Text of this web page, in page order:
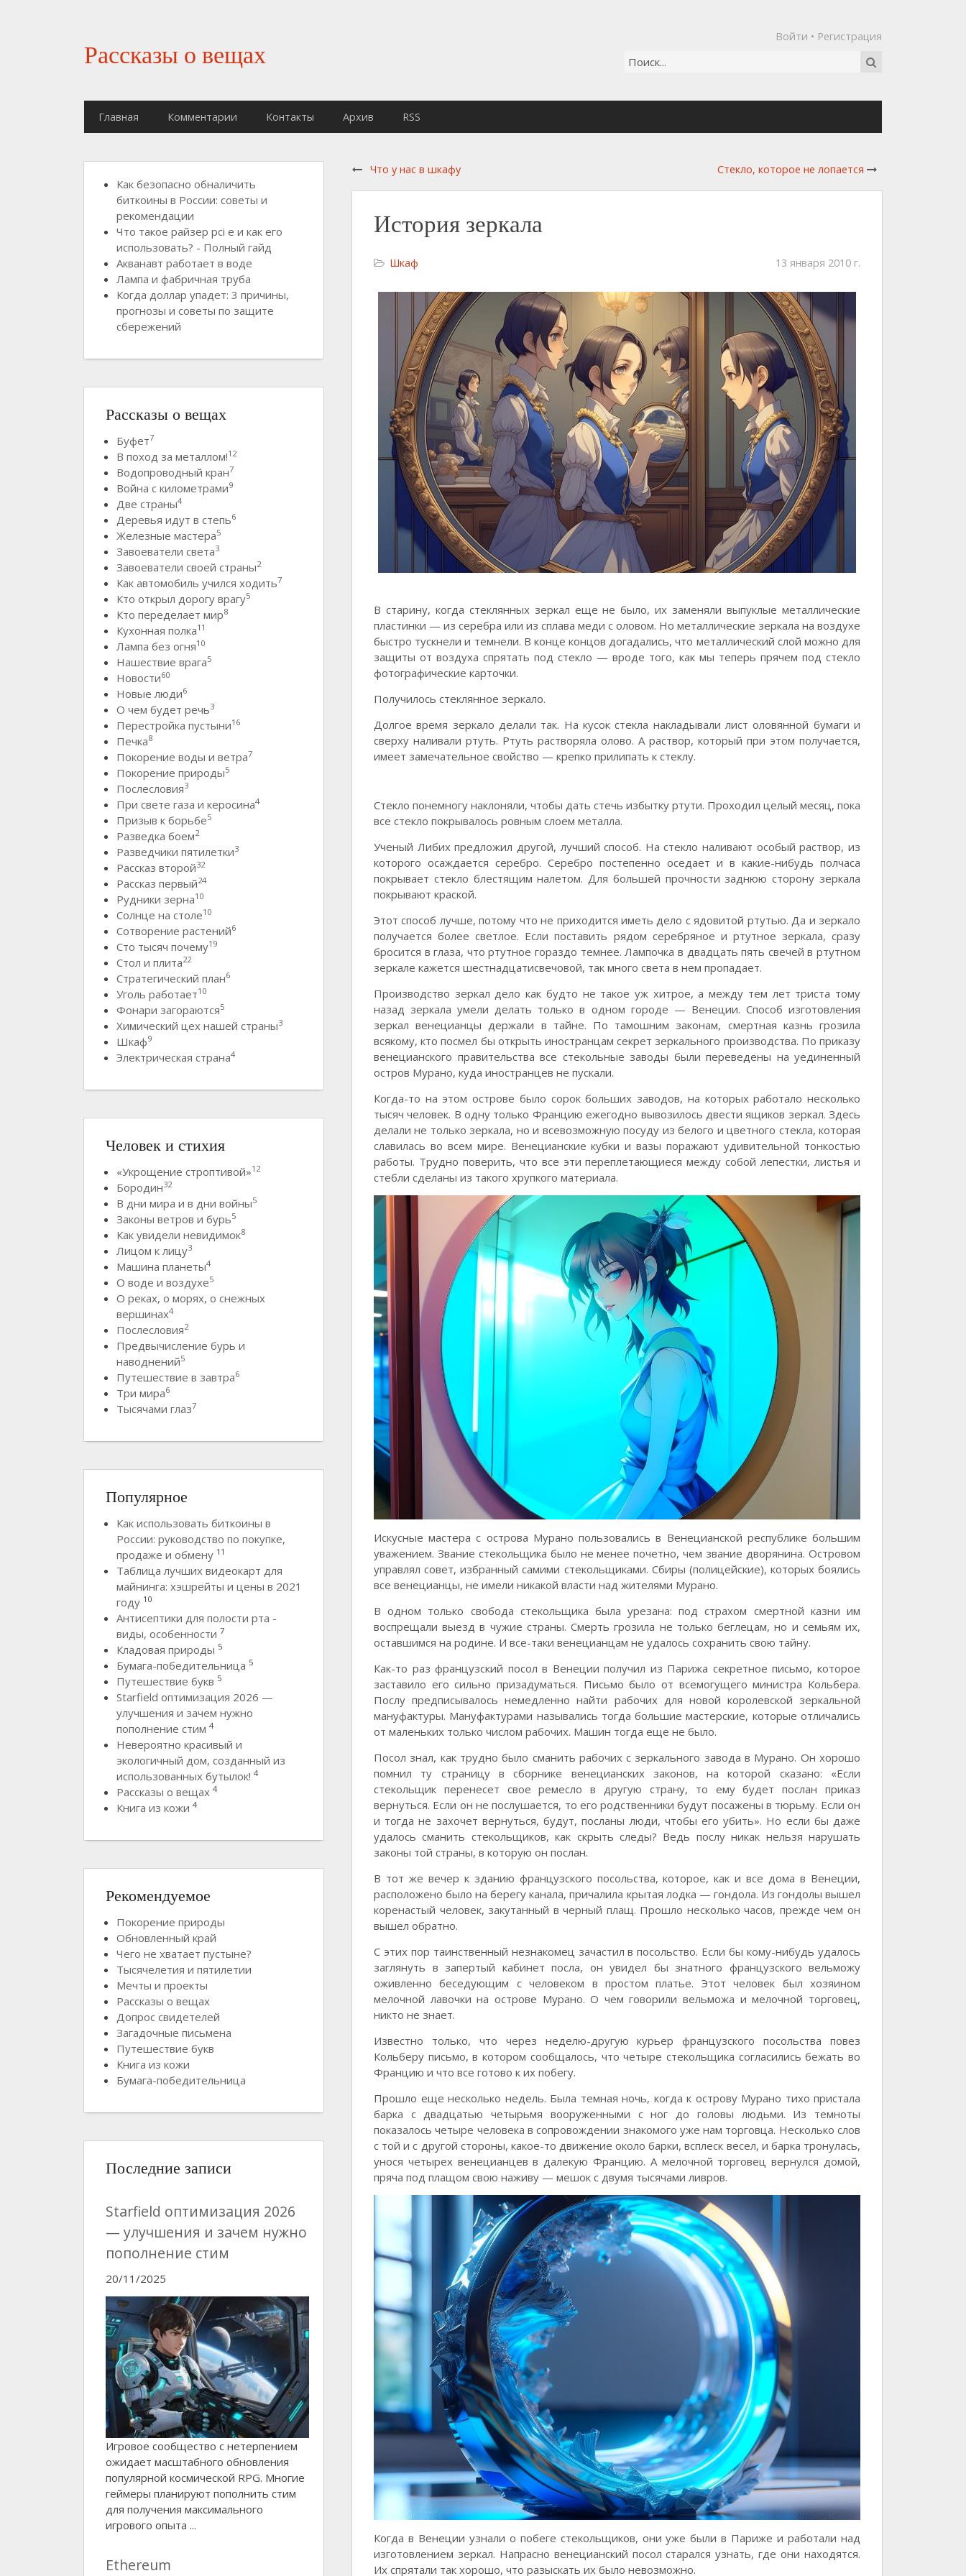
Рассказы о вещах
Войти • Регистрация
Главная Комментарии Контакты Архив RSS
Что у нас в шкафу Стекло, которое не лопается
История зеркала
Шкаф 13 января 2010 г.
В старину, когда стеклянных зеркал еще не было, их заменяли выпуклые металлические
пластинки — из серебра или из сплава меди с оловом. Но металлические зеркала на воздухе
быстро тускнели и темнели. В конце концов догадались, что металлический слой можно для
защиты от воздуха спрятать под стекло — вроде того, как мы теперь прячем под стекло
фотографические карточки.
Получилось стеклянное зеркало.
Долгое время зеркало делали так. На кусок стекла накладывали лист оловянной бумаги и
сверху наливали ртуть. Ртуть растворяла олово. А раствор, который при этом получается,
имеет замечательное свойство — крепко прилипать к стеклу.
Стекло понемногу наклоняли, чтобы дать стечь избытку ртути. Проходил целый месяц, пока
все стекло покрывалось ровным слоем металла.
Ученый Либих предложил другой, лучший способ. На стекло наливают особый раствор, из
которого осаждается серебро. Серебро постепенно оседает и в какие-нибудь полчаса
покрывает стекло блестящим налетом. Для большей прочности заднюю сторону зеркала
покрывают краской.
Этот способ лучше, потому что не приходится иметь дело с ядовитой ртутью. Да и зеркало
получается более светлое. Если поставить рядом серебряное и ртутное зеркала, сразу
бросится в глаза, что ртутное гораздо темнее. Лампочка в двадцать пять свечей в ртутном
зеркале кажется шестнадцатисвечовой, так много света в нем пропадает.
Производство зеркал дело как будто не такое уж хитрое, а между тем лет триста тому
назад зеркала умели делать только в одном городе — Венеции. Способ изготовления
зеркал венецианцы держали в тайне. По тамошним законам, смертная казнь грозила
всякому, кто посмел бы открыть иностранцам секрет зеркального производства. По приказу
венецианского правительства все стекольные заводы были переведены на уединенный
остров Мурано, куда иностранцев не пускали.
Когда-то на этом острове было сорок больших заводов, на которых работало несколько
тысяч человек. В одну только Францию ежегодно вывозилось двести ящиков зеркал. Здесь
делали не только зеркала, но и всевозможную посуду из белого и цветного стекла, которая
славилась во всем мире. Венецианские кубки и вазы поражают удивительной тонкостью
работы. Трудно поверить, что все эти переплетающиеся между собой лепестки, листья и
стебли сделаны из такого хрупкого материала.
Искусные мастера с острова Мурано пользовались в Венецианской республике большим
уважением. Звание стекольщика было не менее почетно, чем звание дворянина. Островом
управлял совет, избранный самими стекольщиками. Сбиры (полицейские), которых боялись
все венецианцы, не имели никакой власти над жителями Мурано.
В одном только свобода стекольщика была урезана: под страхом смертной казни им
воспрещали выезд в чужие страны. Смерть грозила не только беглецам, но и семьям их,
оставшимся на родине. И все-таки венецианцам не удалось сохранить свою тайну.
Как-то раз французский посол в Венеции получил из Парижа секретное письмо, которое
заставило его сильно призадуматься. Письмо было от всемогущего министра Кольбера.
Послу предписывалось немедленно найти рабочих для новой королевской зеркальной
мануфактуры. Мануфактурами назывались тогда большие мастерские, которые отличались
от маленьких только числом рабочих. Машин тогда еще не было.
Посол знал, как трудно было сманить рабочих с зеркального завода в Мурано. Он хорошо
помнил ту страницу в сборнике венецианских законов, на которой сказано: «Если
стекольщик перенесет свое ремесло в другую страну, то ему будет послан приказ
вернуться. Если он не послушается, то его родственники будут посажены в тюрьму. Если он
и тогда не захочет вернуться, будут, посланы люди, чтобы его убить». Но если бы даже
удалось сманить стекольщиков, как скрыть следы? Ведь послу никак нельзя нарушать
законы той страны, в которую он послан.
В тот же вечер к зданию французского посольства, которое, как и все дома в Венеции,
расположено было на берегу канала, причалила крытая лодка — гондола. Из гондолы вышел
коренастый человек, закутанный в черный плащ. Прошло несколько часов, прежде чем он
вышел обратно.
С этих пор таинственный незнакомец зачастил в посольство. Если бы кому-нибудь удалось
заглянуть в запертый кабинет посла, он увидел бы знатного французского вельможу
оживленно беседующим с человеком в простом платье. Этот человек был хозяином
мелочной лавочки на острове Мурано. О чем говорили вельможа и мелочной торговец,
никто не знает.
Известно только, что через неделю-другую курьер французского посольства повез
Кольберу письмо, в котором сообщалось, что четыре стекольщика согласились бежать во
Францию и что все готово к их побегу.
Прошло еще несколько недель. Была темная ночь, когда к острову Мурано тихо пристала
барка с двадцатью четырьмя вооруженными с ног до головы людьми. Из темноты
показалось четыре человека в сопровождении знакомого уже нам торговца. Несколько слов
с той и с другой стороны, какое-то движение около барки, всплеск весел, и барка тронулась,
унося четырех венецианцев в далекую Францию. А мелочной торговец вернулся домой,
пряча под плащом свою наживу — мешок с двумя тысячами ливров.
Когда в Венеции узнали о побеге стекольщиков, они уже были в Париже и работали над
изготовлением зеркал. Напрасно венецианский посол старался узнать, где они находятся.
Их спрятали так хорошо, что разыскать их было невозможно.
Как безопасно обналичить
биткоины в России: советы и
рекомендации
Что такое райзер pci e и как его
использовать? - Полный гайд
Акванавт работает в воде
Лампа и фабричная труба
Когда доллар упадет: 3 причины,
прогнозы и советы по защите
сбережений
Рассказы о вещах
Буфет7
В поход за металлом!12
Водопроводный кран7
Война с километрами9
Две страны4
Деревья идут в степь6
Железные мастера5
Завоеватели света3
Завоеватели своей страны2
Как автомобиль учился ходить7
Кто открыл дорогу врагу5
Кто переделает мир8
Кухонная полка11
Лампа без огня10
Нашествие врага5
Новости60
Новые люди6
О чем будет речь3
Перестройка пустыни16
Печка8
Покорение воды и ветра7
Покорение природы5
Послесловия3
При свете газа и керосина4
Призыв к борьбе5
Разведка боем2
Разведчики пятилетки3
Рассказ второй32
Рассказ первый24
Рудники зерна10
Солнце на столе10
Сотворение растений6
Сто тысяч почему19
Стол и плита22
Стратегический план6
Уголь работает10
Фонари загораются5
Химический цех нашей страны3
Шкаф9
Электрическая страна4
Человек и стихия
«Укрощение строптивой»12
Бородин32
В дни мира и в дни войны5
Законы ветров и бурь5
Как увидели невидимок8
Лицом к лицу3
Машина планеты4
О воде и воздухе5
О реках, о морях, о снежных
вершинах4
Послесловия2
Предвычисление бурь и
наводнений5
Путешествие в завтра6
Три мира6
Тысячами глаз7
Популярное
Как использовать биткоины в
России: руководство по покупке,
продаже и обмену 11
Таблица лучших видеокарт для
майнинга: хэшрейты и цены в 2021
году 10
Антисептики для полости рта -
виды, особенности 7
Кладовая природы 5
Бумага-победительница 5
Путешествие букв 5
Starfield оптимизация 2026 —
улучшения и зачем нужно
пополнение стим 4
Невероятно красивый и
экологичный дом, созданный из
использованных бутылок! 4
Рассказы о вещах 4
Книга из кожи 4
Рекомендуемое
Покорение природы
Обновленный край
Чего не хватает пустыне?
Тысячелетия и пятилетии
Мечты и проекты
Рассказы о вещах
Допрос свидетелей
Загадочные письмена
Путешествие букв
Книга из кожи
Бумага-победительница
Последние записи
Starfield оптимизация 2026
— улучшения и зачем нужно
пополнение стим
20/11/2025
Игровое сообщество с нетерпением
ожидает масштабного обновления
популярной космической RPG. Многие
геймеры планируют пополнить стим
для получения максимального
игрового опыта ...
Ethereum